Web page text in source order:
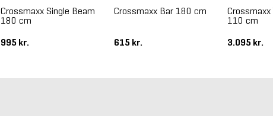
Crossmaxx Single Beam
180 cm
995 kr.
Crossmaxx Bar 180 cm
615 kr.
Crossmaxx
110 cm
3.095 kr.